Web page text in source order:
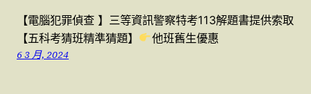
【電腦犯罪偵查 】三等資訊警察特考113解題書提供索取
【五科考猜班精準猜題】
他班舊生優惠
6 3 月, 2024